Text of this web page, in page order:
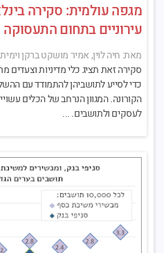
מגפה עולמית: סקירה
עירוניים בתחום התעסוקה‎
מאת: חיה לוין, אמיר מושקט ברקן
סקירה זאת תציג כלי מדיניות וצעדים
כדי לסייע לתושביהן להתמודד עם
הקורונה. המגוון הנרחב של הכלים
לעסקים ולתושבים. ...